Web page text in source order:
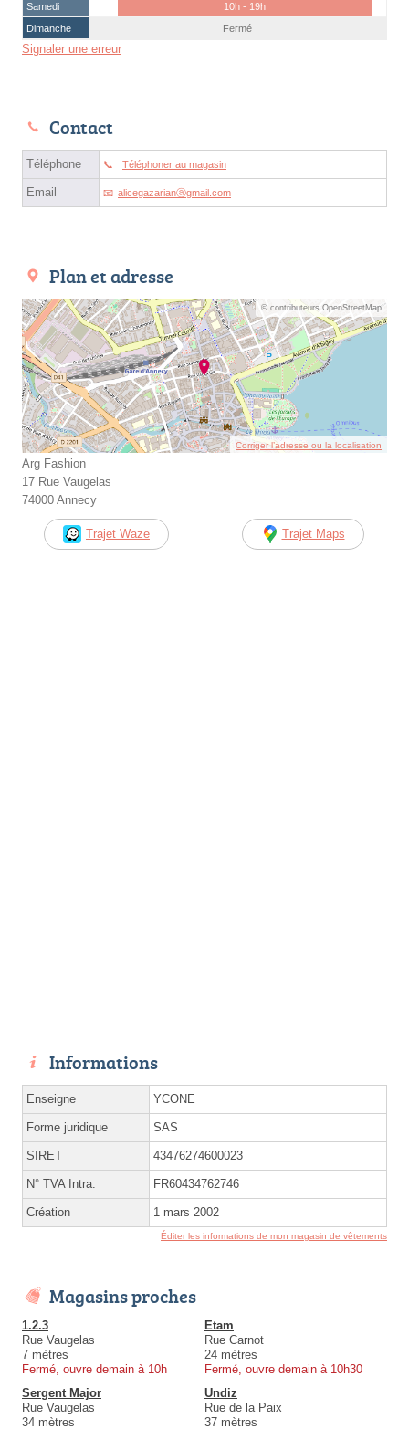
Samedi
10h - 19h
Dimanche
Fermé
Signaler une erreur
Contact
Téléphone Téléphoner au magasin
Email alicegazarianⓐgmail.com
Plan et adresse
© contributeurs OpenStreetMap
Corriger l’adresse ou la localisation
Arg Fashion
17 Rue Vaugelas
74000 Annecy
Trajet Waze Trajet Maps
Informations
Enseigne YCONE
Forme juridique SAS
SIRET 43476274600023
N° TVA Intra. FR60434762746
Création 1 mars 2002
Éditer les informations de mon magasin de vêtements
Magasins proches
1.2.3
Rue Vaugelas
7 mètres
Fermé, ouvre demain à 10h
Etam
Rue Carnot
24 mètres
Fermé, ouvre demain à 10h30
Sergent Major
Rue Vaugelas
34 mètres
Undiz
Rue de la Paix
37 mètres